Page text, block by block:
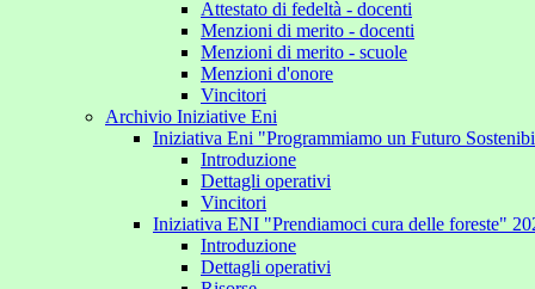
Attestato di fedeltà - docenti
Menzioni di merito - docenti
Menzioni di merito - scuole
Menzioni d'onore
Vincitori
Archivio Iniziative Eni
Iniziativa Eni "Programmiamo un Futuro
Introduzione
Dettagli operativi
Vincitori
Iniziativa ENI "Prendiamoci cura delle foreste"
Introduzione
Dettagli operativi